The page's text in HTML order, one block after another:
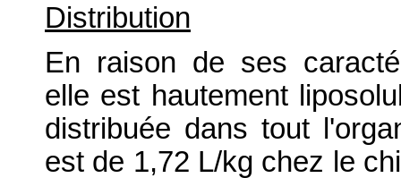
Distribution
En raison de ses
elle est hautement
distribuée dans tout
est de 1,72 L/kg chez le